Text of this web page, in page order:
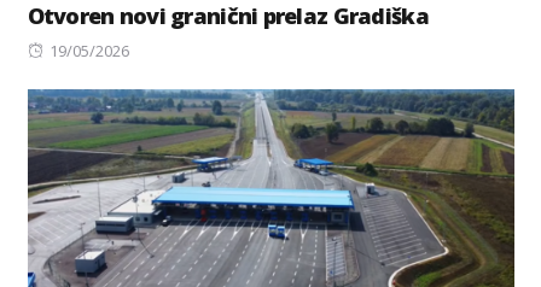
Otvoren novi granični prelaz Gradiška
Posted
19/05/2026